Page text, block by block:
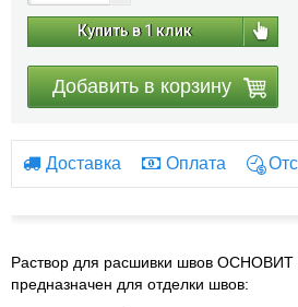
Купить в 1 клик
Добавить в корзину
Доставка Оплата
Раствор для расшивки швов
предназначен для отделки швов: